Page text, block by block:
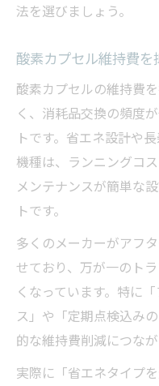
法を選びましょう。
酸素カプセル維持費
酸素カプセルの維持費
く、消耗品交換の頻度
トです。省エネ設計や
機種は、ランニングコ
メンテナンスが簡単な
トです。
多くのメーカーがアフ
せており、万が一のト
くなっています。特に
ス」や「定期点検込み
的な維持費削減につなが
実際に「省エネタイプ